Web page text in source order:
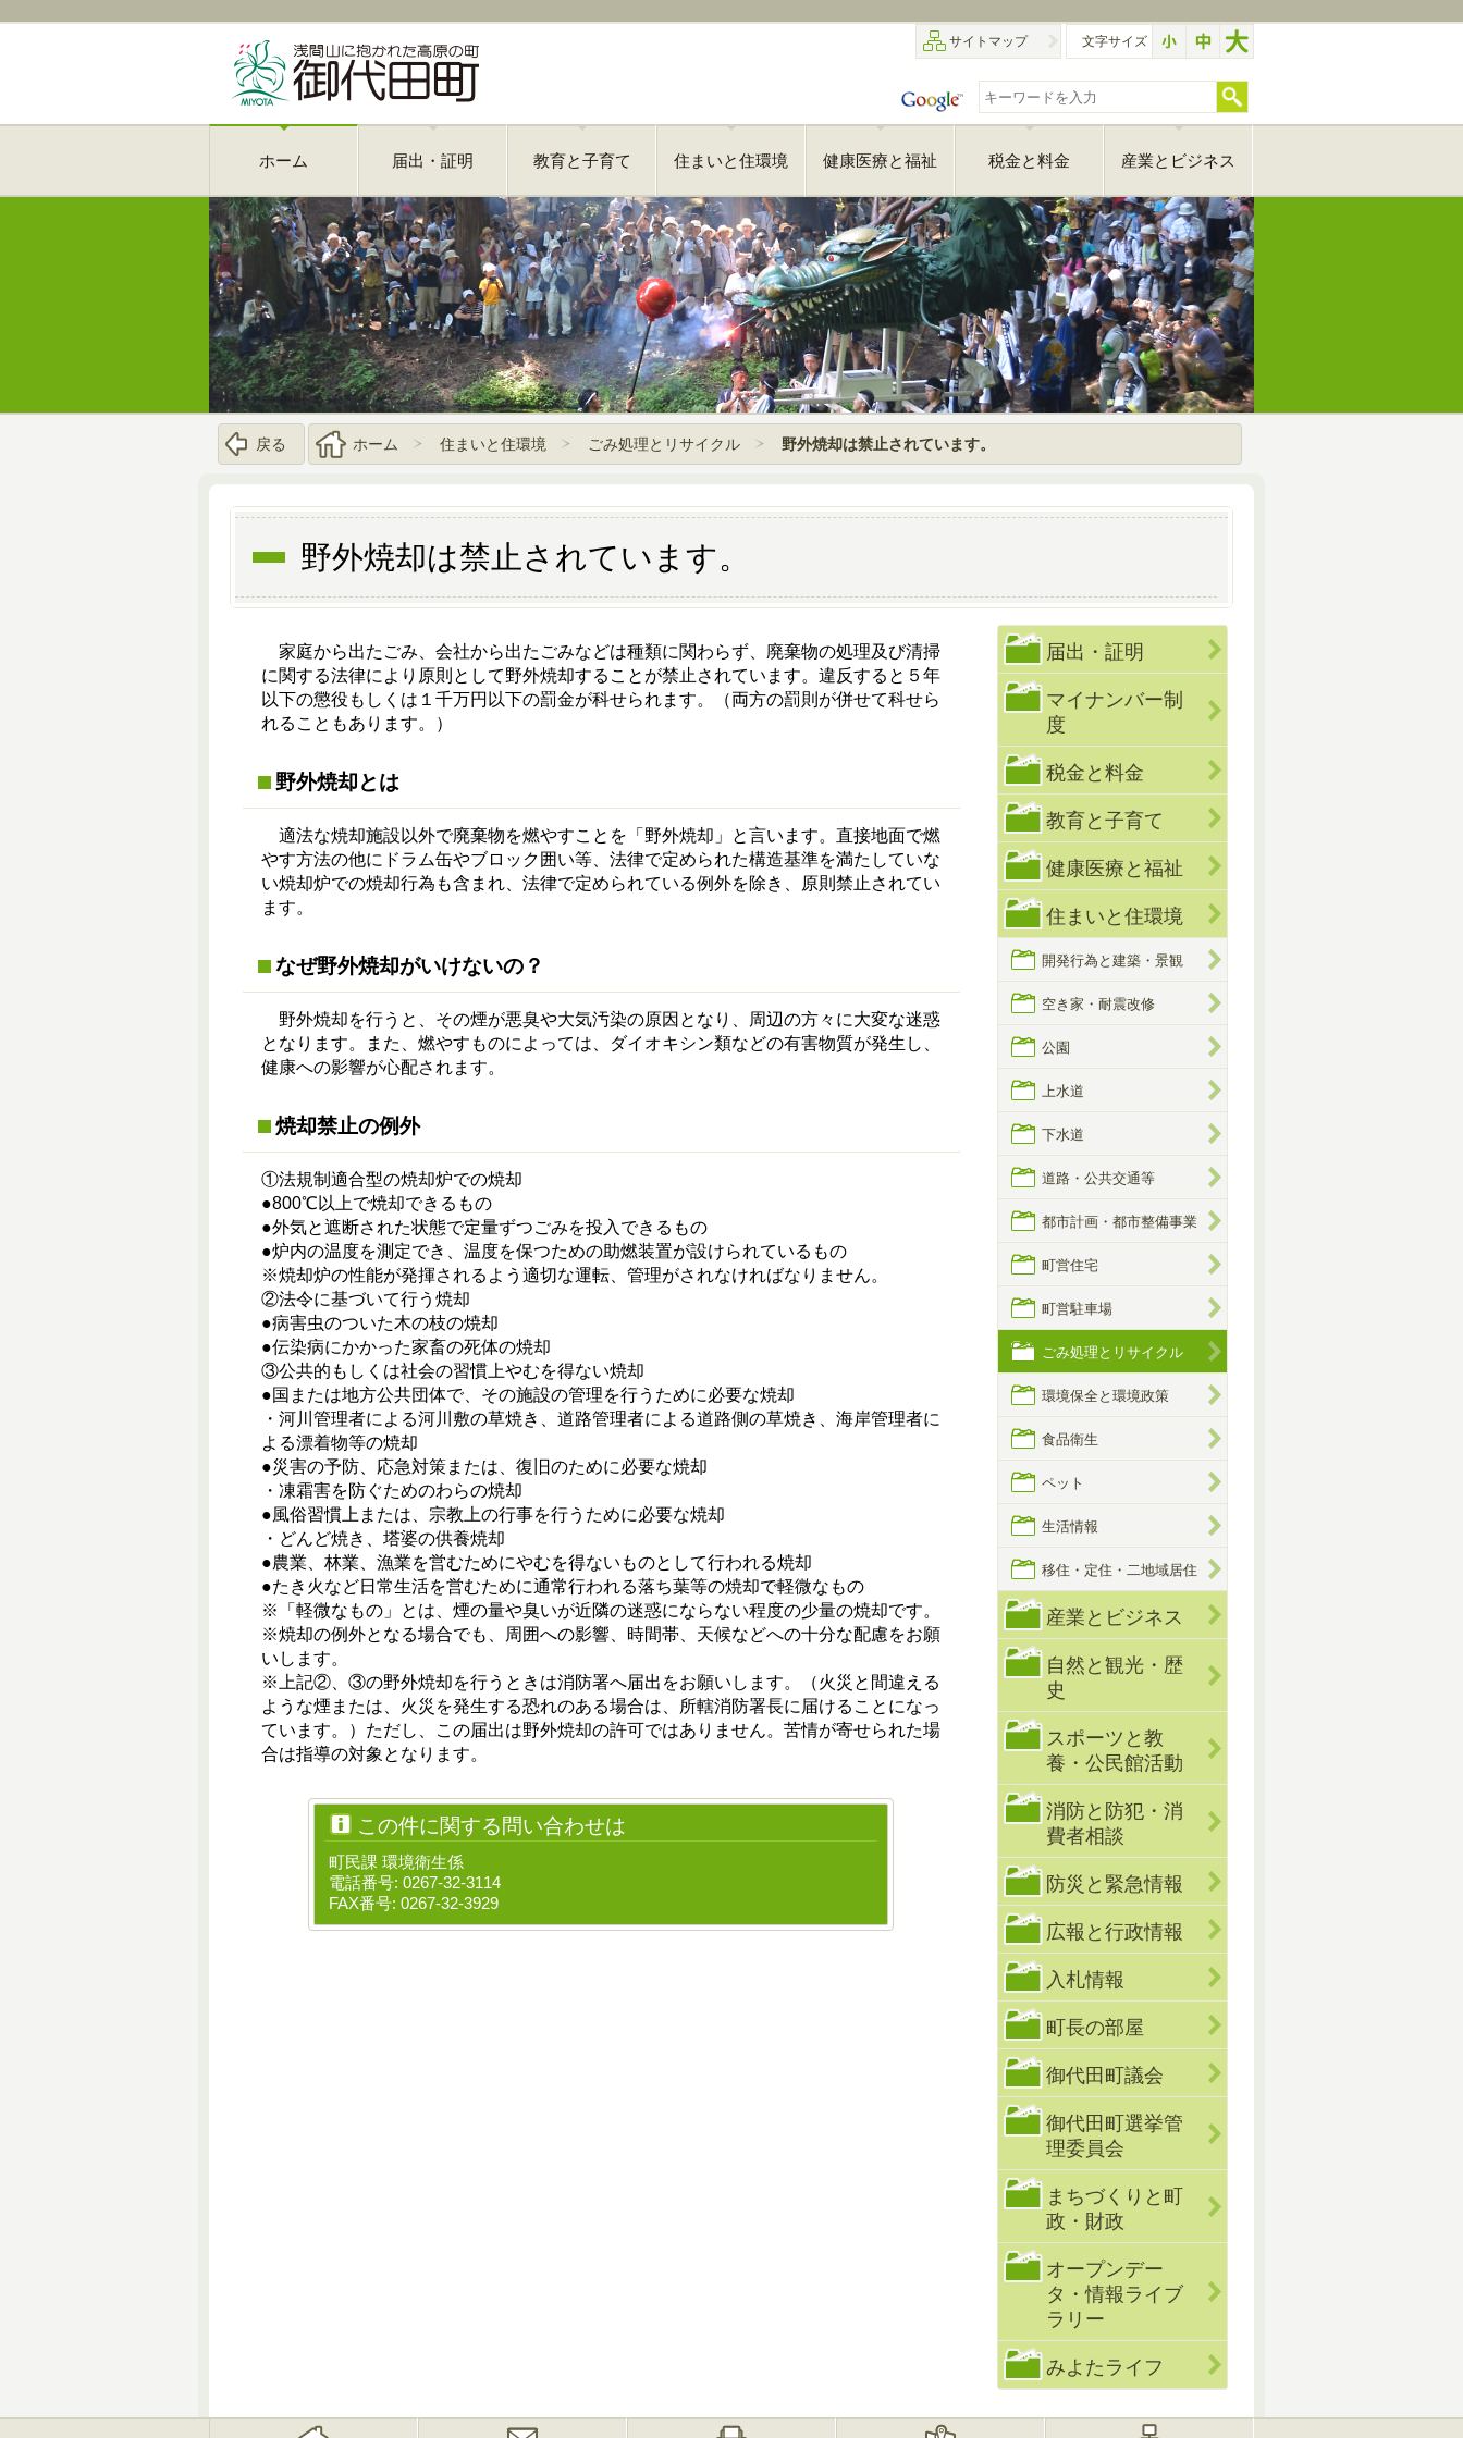
サイトマップ 文字サイズ
ホーム 届出・証明 教育と子育て 住まいと住環境 健康医療と福祉 税金と料金 産業とビジネス
戻る ホーム 住まいと住環境 ごみ処理とリサイクル 野外焼却は禁止されています。
野外焼却は禁止されています。
家庭から出たごみ、会社から出たごみなどは種類に関わらず、廃棄物の処理及び清掃
に関する法律により原則として野外焼却することが禁止されています。違反すると５年
以下の懲役もしくは１千万円以下の罰金が科せられます。（両方の罰則が併せて科せら
れることもあります。）
野外焼却とは
適法な焼却施設以外で廃棄物を燃やすことを「野外焼却」と言います。直接地面で燃
やす方法の他にドラム缶やブロック囲い等、法律で定められた構造基準を満たしていな
い焼却炉での焼却行為も含まれ、法律で定められている例外を除き、原則禁止されてい
ます。
なぜ野外焼却がいけないの？
野外焼却を行うと、その煙が悪臭や大気汚染の原因となり、周辺の方々に大変な迷惑
となります。また、燃やすものによっては、ダイオキシン類などの有害物質が発生し、
健康への影響が心配されます。
焼却禁止の例外
①法規制適合型の焼却炉での焼却
●800℃以上で焼却できるもの
●外気と遮断された状態で定量ずつごみを投入できるもの
●炉内の温度を測定でき、温度を保つための助燃装置が設けられているもの
※焼却炉の性能が発揮されるよう適切な運転、管理がされなければなりません。
②法令に基づいて行う焼却
●病害虫のついた木の枝の焼却
●伝染病にかかった家畜の死体の焼却
③公共的もしくは社会の習慣上やむを得ない焼却
●国または地方公共団体で、その施設の管理を行うために必要な焼却
・河川管理者による河川敷の草焼き、道路管理者による道路側の草焼き、海岸管理者に
よる漂着物等の焼却
●災害の予防、応急対策または、復旧のために必要な焼却
・凍霜害を防ぐためのわらの焼却
●風俗習慣上または、宗教上の行事を行うために必要な焼却
・どんど焼き、塔婆の供養焼却
●農業、林業、漁業を営むためにやむを得ないものとして行われる焼却
●たき火など日常生活を営むために通常行われる落ち葉等の焼却で軽微なもの
※「軽微なもの」とは、煙の量や臭いが近隣の迷惑にならない程度の少量の焼却です。
※焼却の例外となる場合でも、周囲への影響、時間帯、天候などへの十分な配慮をお願
いします。
※上記②、③の野外焼却を行うときは消防署へ届出をお願いします。（火災と間違える
ような煙または、火災を発生する恐れのある場合は、所轄消防署長に届けることになっ
ています。）ただし、この届出は野外焼却の許可ではありません。苦情が寄せられた場
合は指導の対象となります。
この件に関する問い合わせは
町民課 環境衛生係
電話番号: 0267-32-3114
FAX番号: 0267-32-3929
届出・証明
マイナンバー制
度
税金と料金
教育と子育て
健康医療と福祉
住まいと住環境
開発行為と建築・景観
空き家・耐震改修
公園
上水道
下水道
道路・公共交通等
都市計画・都市整備事業
町営住宅
町営駐車場
ごみ処理とリサイクル
環境保全と環境政策
食品衛生
ペット
生活情報
移住・定住・二地域居住
産業とビジネス
自然と観光・歴
史
スポーツと教
養・公民館活動
消防と防犯・消
費者相談
防災と緊急情報
広報と行政情報
入札情報
町長の部屋
御代田町議会
御代田町選挙管
理委員会
まちづくりと町
政・財政
オープンデー
タ・情報ライブ
ラリー
みよたライフ